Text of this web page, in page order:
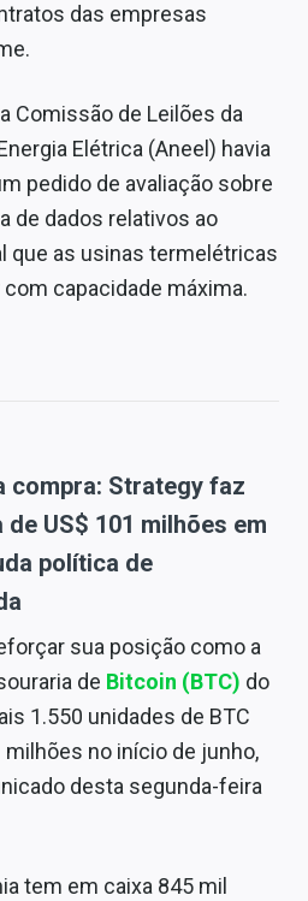
das empresas
Comissão de Leilões da
Elétrica (Aneel) havia
pedido de avaliação sobre
de dados relativos ao
que as usinas termelétricas
capacidade máxima.
compra: Strategy faz
US$ 101 milhões em
política de
sua posição como a
de Bitcoin (BTC) do
1.550 unidades de BTC
milhões no início de junho,
desta segunda-feira
tem em caixa 845 mil